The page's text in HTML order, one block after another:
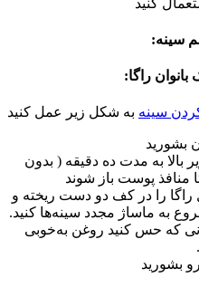
سینه:
راگا:
سینه به شکل زیر عمل کنید
بشورید
بالا به مدت ده دقیقه ( بدون
منافذ پوست باز شوند
راگا را در کف دو دست ریخته و
به ماساژ مجدد سینه‌ها کنید.
که حس کنید روغن به‌خوبی